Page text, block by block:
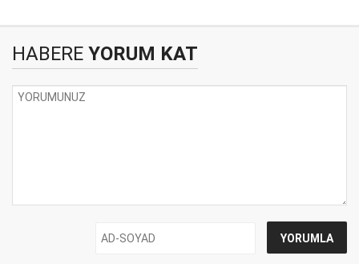
HABERE YORUM KAT